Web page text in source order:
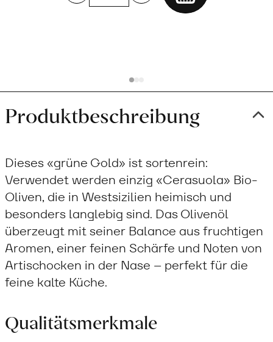
Add
Produktbeschreibung
Dieses «grüne Gold» ist sortenrein:
Verwendet werden einzig «Cerasuola» Bio-
Oliven, die in Westsizilien heimisch und
besonders langlebig sind. Das Olivenöl
überzeugt mit seiner Balance aus fruchtigen
Aromen, einer feinen Schärfe und Noten von
Artischocken in der Nase – perfekt für die
feine kalte Küche.
Qualitätsmerkmale